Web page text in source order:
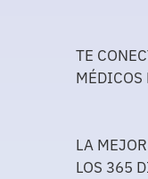
TE
MÉDICOS
LA
LOS 365